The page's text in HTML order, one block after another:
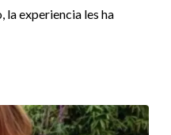
la experiencia les ha